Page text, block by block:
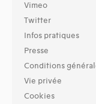
Vimeo
Twitter
Infos pratiques
Presse
Conditions
Vie privée
Cookies